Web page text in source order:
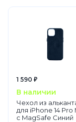
1 590 ₽
В наличии
Чехол из
для iPhone 14 Pro
с MagSafe Синий